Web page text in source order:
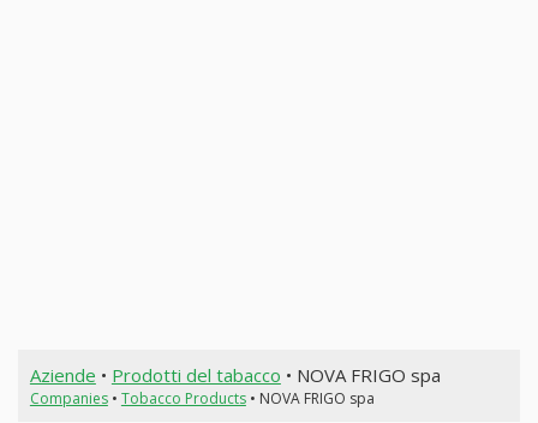
Aziende • Prodotti del tabacco • NOVA FRIGO spa
Companies• Tobacco Products• NOVA FRIGO spa